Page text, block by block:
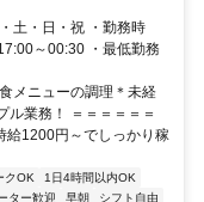
土・日・祝 ・勤務時
～00:30 ・最低勤務
メニューの調理＊未経
ル業務！ ＝＝＝＝＝＝
給1200円～でしっかり稼
クOK
1日4時間以内OK
ター歓迎 早朝
シフト自由